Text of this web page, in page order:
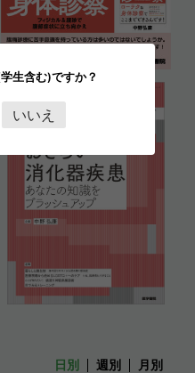
日別 週別 月別
生含む)ですか？
いいえ